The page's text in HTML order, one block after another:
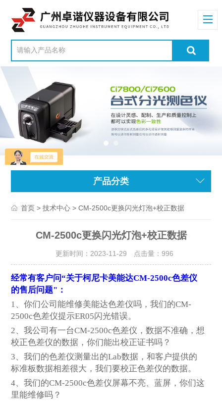
产品分类
首页 >技术中心 > CM-2500c更换闪光灯泡+校正数据
CM-2500c更换闪光灯泡+校正数据
更新时间：2023-11-29 点击量： 996
经常有客户问“关于柯尼卡美能达CM-2500c色差仪
的售后问题"：
1、你们公司能维修美能达色差仪吗，我们的CM-
2500c色差仪提示ER05闪光错误。
2、我公司有一台CM-2500c色差仪，数据不准确，想
校正色差仪的数据，你们能出校正证书吗？
3、我们的色差仪测量出的Lab数据，和客户提供的
标准板数据相差很大，我们要校正色差仪的数据。
4、我们的CM-2500c色差仪屏幕不亮、蓝屏，你们这
里能维修吗？